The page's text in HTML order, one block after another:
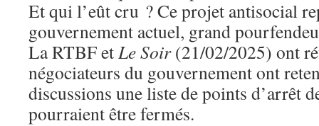
Et qui l’eût cru ? Ce projet antisocial
gouvernement actuel, grand
La RTBF etLe Soir(21/02/2025) ont
négociateurs du gouvernement ont
discussions une liste de points d’arrêt
pourraient être fermés.